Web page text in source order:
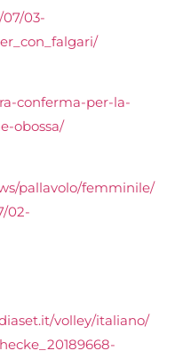
07/03-
conferma-per-la-
obossa/
pallavolo/femminile/
02-
volley/italiano/
hecke_20189668-